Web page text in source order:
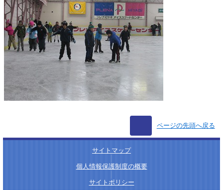
ページの先頭へ戻る
サイトマップ
個人情報保護制度の概要
サイトポリシー